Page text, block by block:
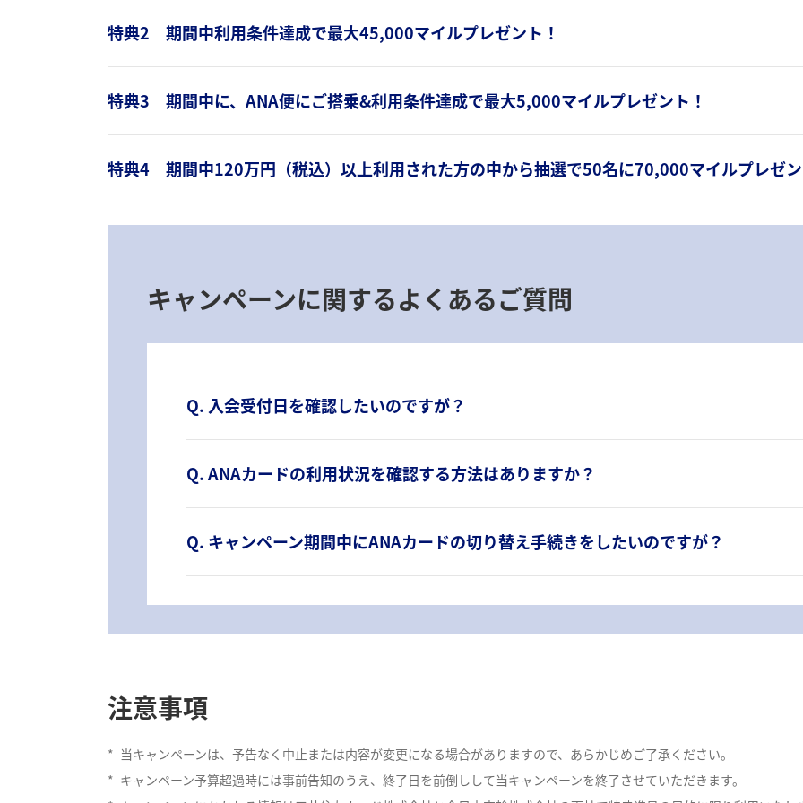
特典2 期間中利用条件達成で最大45,000マイルプレゼント！
特典3 期間中に、ANA便にご搭乗&利用条件達成で最大5,000マイルプレゼント！
特典4 期間中120万円（税込）以上利用された方の中から抽選で50名に70,000マイルプレゼ
キャンペーンに関するよくあるご質問
Q. 入会受付日を確認したいのですが？
Q. ANAカードの利用状況を確認する方法はありますか？
Q. キャンペーン期間中にANAカードの切り替え手続きをしたいのですが？
注意事項
* 当キャンペーンは、予告なく中止または内容が変更になる場合がありますので、あらかじめご了承ください。
* キャンペーン予算超過時には事前告知のうえ、終了日を前倒しして当キャンペーンを終了させていただきます。